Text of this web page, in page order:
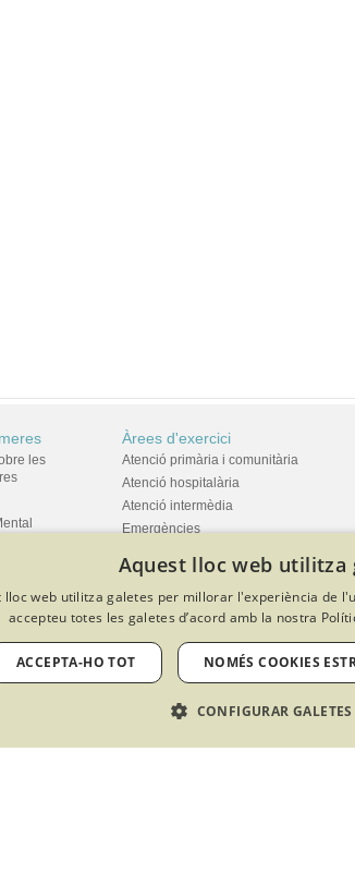
les
Àrees d'exercici
Atenció primària i comunitària
Atenció hospitalària
Atenció intermèdia
Emergències
Cures Pal·liatives
Recerca
Aquest lloc web utilitza
lloc web utilitza galetes per millorar l'experiència de
accepteu totes les galetes d’acord amb la nostra
ACCEPTA-HO TOT NOMÉS COOKIES
CONFIGURAR GALETES